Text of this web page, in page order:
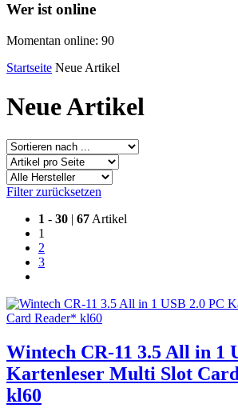
Wer ist online
Momentan online: 90
Startseite Neue Artikel
Neue Artikel
Filter zurücksetzen
1 - 30 | 67 Artikel
1
2
3
Wintech CR-11 3.5 All in 1
Kartenleser Multi Slot
kl60